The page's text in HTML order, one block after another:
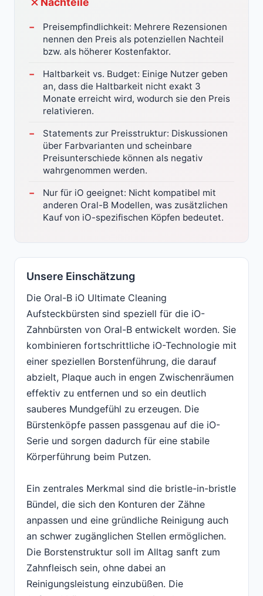
Preisempfindlichkeit: Mehrere Rezensionen
nennen den Preis als potenziellen Nachteil
bzw. als höherer Kostenfaktor.
Haltbarkeit vs. Budget: Einige Nutzer geben
an, dass die Haltbarkeit nicht exakt 3
Monate erreicht wird, wodurch sie den Preis
relativieren.
Statements zur Preisstruktur: Diskussionen
über Farbvarianten und scheinbare
Preisunterschiede können als negativ
wahrgenommen werden.
Nur für iO geeignet: Nicht kompatibel mit
anderen Oral-B Modellen, was zusätzlichen
Kauf von iO-spezifischen Köpfen bedeutet.
Unsere Einschätzung
Die Oral-B iO Ultimate Cleaning
Aufsteckbürsten sind speziell für die iO-
Zahnbürsten von Oral-B entwickelt worden. Sie
kombinieren fortschrittliche iO-Technologie mit
einer speziellen Borstenführung, die darauf
abzielt, Plaque auch in engen Zwischenräumen
effektiv zu entfernen und so ein deutlich
sauberes Mundgefühl zu erzeugen. Die
Bürstenköpfe passen passgenau auf die iO-
Serie und sorgen dadurch für eine stabile
Körperführung beim Putzen.
Ein zentrales Merkmal sind die bristle-in-bristle
Bündel, die sich den Konturen der Zähne
anpassen und eine gründliche Reinigung auch
an schwer zugänglichen Stellen ermöglichen.
Die Borstenstruktur soll im Alltag sanft zum
Zahnfleisch sein, ohne dabei an
Reinigungsleistung einzubüßen. Die